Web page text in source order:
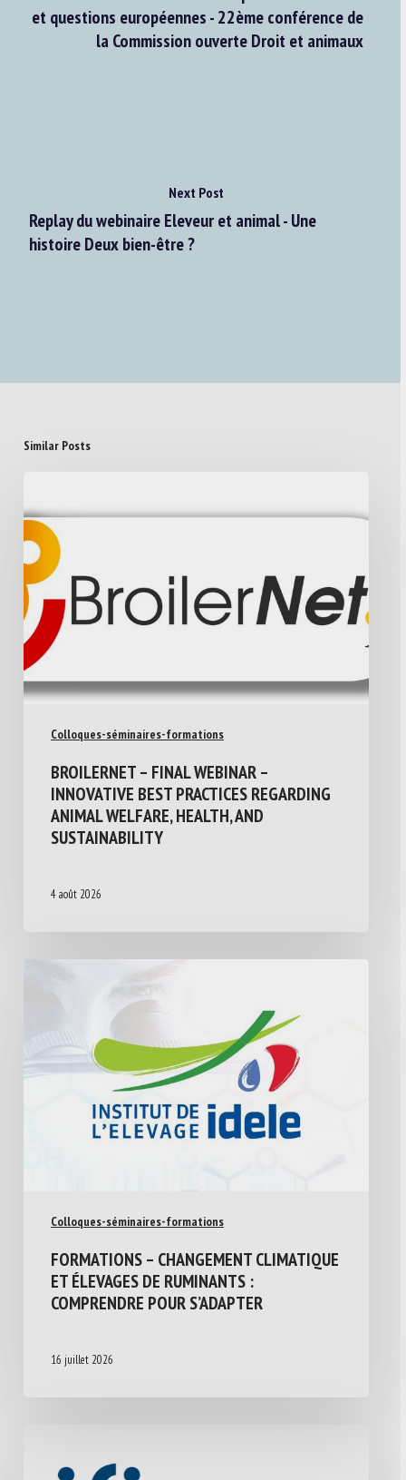
et questions européennes - 22ème conférence de
la Commission ouverte Droit et animaux
Next Post
Replay du webinaire Eleveur et animal - Une
histoire Deux bien-être ?
Similar Posts
Colloques-séminaires-formations
BROILERNET – FINAL WEBINAR –
INNOVATIVE BEST PRACTICES REGARDING
ANIMAL WELFARE, HEALTH, AND
SUSTAINABILITY
4 août 2026
Colloques-séminaires-formations
FORMATIONS – CHANGEMENT CLIMATIQUE
ET ÉLEVAGES DE RUMINANTS :
COMPRENDRE POUR S’ADAPTER
16 juillet 2026